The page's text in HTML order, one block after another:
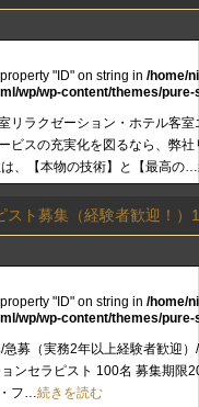
"ID" on string in /home/
wp/wp-content/themes/
リラクゼーション・ホテル客
ビスの充実化を図るなら、弊
、【本物の技術】と【最高の…
スト募集（経験者歓迎！）
"ID" on string in /home/
wp/wp-content/themes/
/急募（実務2年以上経験者歓迎
ンセラピスト 100名 募集期限
フ…続きを読む